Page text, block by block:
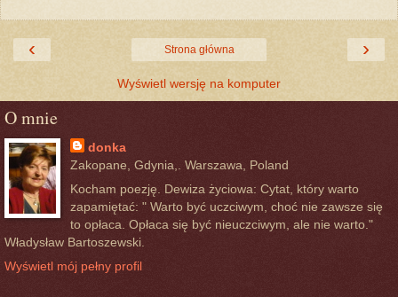
‹ ›
Strona główna
Wyświetl wersję na komputer
O mnie
donka
Zakopane, Gdynia,. Warszawa, Poland
Kocham poezję. Dewiza życiowa: Cytat, który warto
zapamiętać: " Warto być uczciwym, choć nie zawsze się
to opłaca. Opłaca się być nieuczciwym, ale nie warto."
Władysław Bartoszewski.
Wyświetl mój pełny profil